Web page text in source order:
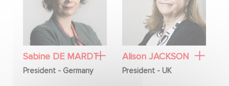
Sabine DE MARDT
President - Germany
Alison JACKSON
President - UK